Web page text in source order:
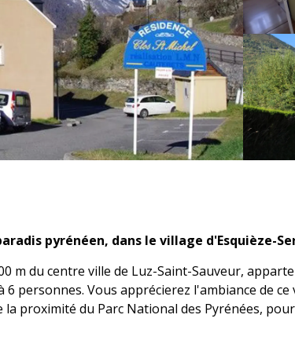
pyrénéen, dans le village d'Esquièze-
m du centre ville de Luz-Saint-Sauveur,
personnes. Vous apprécierez l'ambiance de ce
proximité du Parc National des Pyrénées,